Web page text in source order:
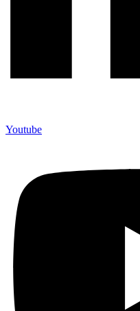
Youtube